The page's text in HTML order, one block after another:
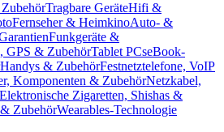
Tragbare GeräteHifi &
Fernseher & HeimkinoAuto- &
Funkgeräte &
GPS & ZubehörTablet PCseBook-
Handys & ZubehörFestnetztelefone, VoIP
Komponenten & ZubehörNetzkabel,
Elektronische Zigaretten, Shishas &
ZubehörWearables-Technologie